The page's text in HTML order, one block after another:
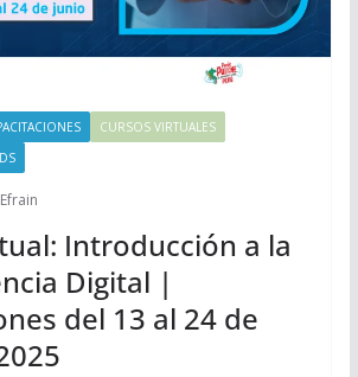
CURSOS VIRTUALES
Efrain
Introducción a la
Digital |
del 13 al 24 de